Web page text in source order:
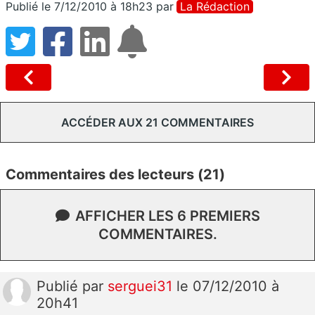
Publié le 7/12/2010 à 18h23 par La Rédaction
ACCÉDER AUX 21 COMMENTAIRES
Commentaires des lecteurs (21)
AFFICHER LES 6 PREMIERS
COMMENTAIRES.
Publié par serguei31 le 07/12/2010 à
20h41